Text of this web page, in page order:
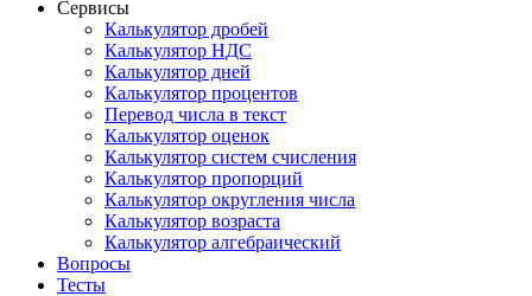
Сервисы
Калькулятор дробей
Калькулятор НДС
Калькулятор дней
Калькулятор процентов
Перевод числа в текст
Калькулятор оценок
Калькулятор систем счисления
Калькулятор пропорций
Калькулятор округления числа
Калькулятор возраста
Калькулятор алгебраический
Вопросы
Тесты